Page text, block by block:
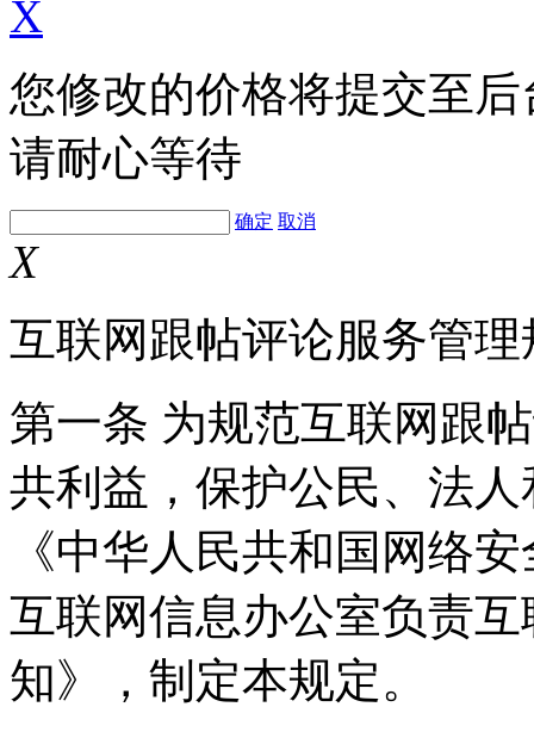
X
您修改的价格将提交至
请耐心等待
确定 取消
X
互联网跟帖评论服务管理
第一条 为规范互联网跟
共利益，保护公民、法
《中华人民共和国网络
互联网信息办公室负责
知》，制定本规定。